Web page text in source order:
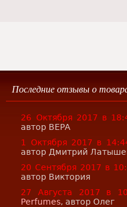
Последние отзывы о
26 Октября 2017 в
автор ВЕРА
1 Октября 2017 в
автор Дмитрий
20 Сентября 2017 в
автор Виктория
27 Августа 2017 в
Perfumes, автор Олег